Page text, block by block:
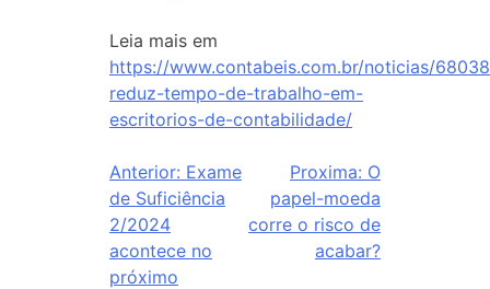
Leia mais em
https://www.contabeis.com.br/noticias/
reduz-tempo-de-trabalho-em-
escritorios-de-contabilidade/
Anterior: Exame
de Suficiência
2/2024
acontece no
próximo
Proxima: O
papel-moeda
corre o risco de
acabar?